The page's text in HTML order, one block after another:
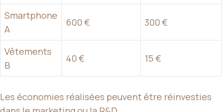
Smartphone
A
600 € 300 €
Vêtements
B
40 € 15 €
Les économies réalisées peuvent être réinvesties